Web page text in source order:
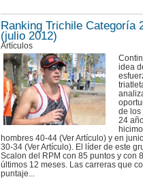
Ranking Trichile Categoría
(julio 2012)
Artículos
idea
de los
24
hombres 40-44 (Ver Artículo) y en
30-34 (Ver Artículo). El líder de este
Scalon del RPM con 85 puntos y con
últimos 12 meses. Las carreras que
puntaje...